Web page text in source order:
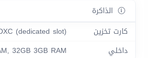
الذاكرة
كارت تخزين
(dedicated slot)
داخلي
32GB 3GB RAM